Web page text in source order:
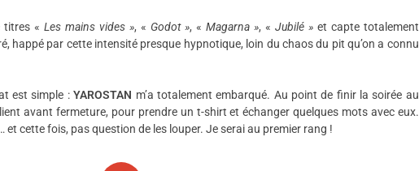
titres « Les mains vides », « Godot », « Magarna », « Jubilé »et capte totalement
happé par cette intensité presque hypnotique, loin du chaos du pit qu’on a connu
est simple :YAROSTAN m’a totalement embarqué. Au point de finir la soirée au
avant fermeture, pour prendre un t-shirt et échanger quelques mots avec eux.
et cette fois, pas question de les louper. Je serai au premier rang !